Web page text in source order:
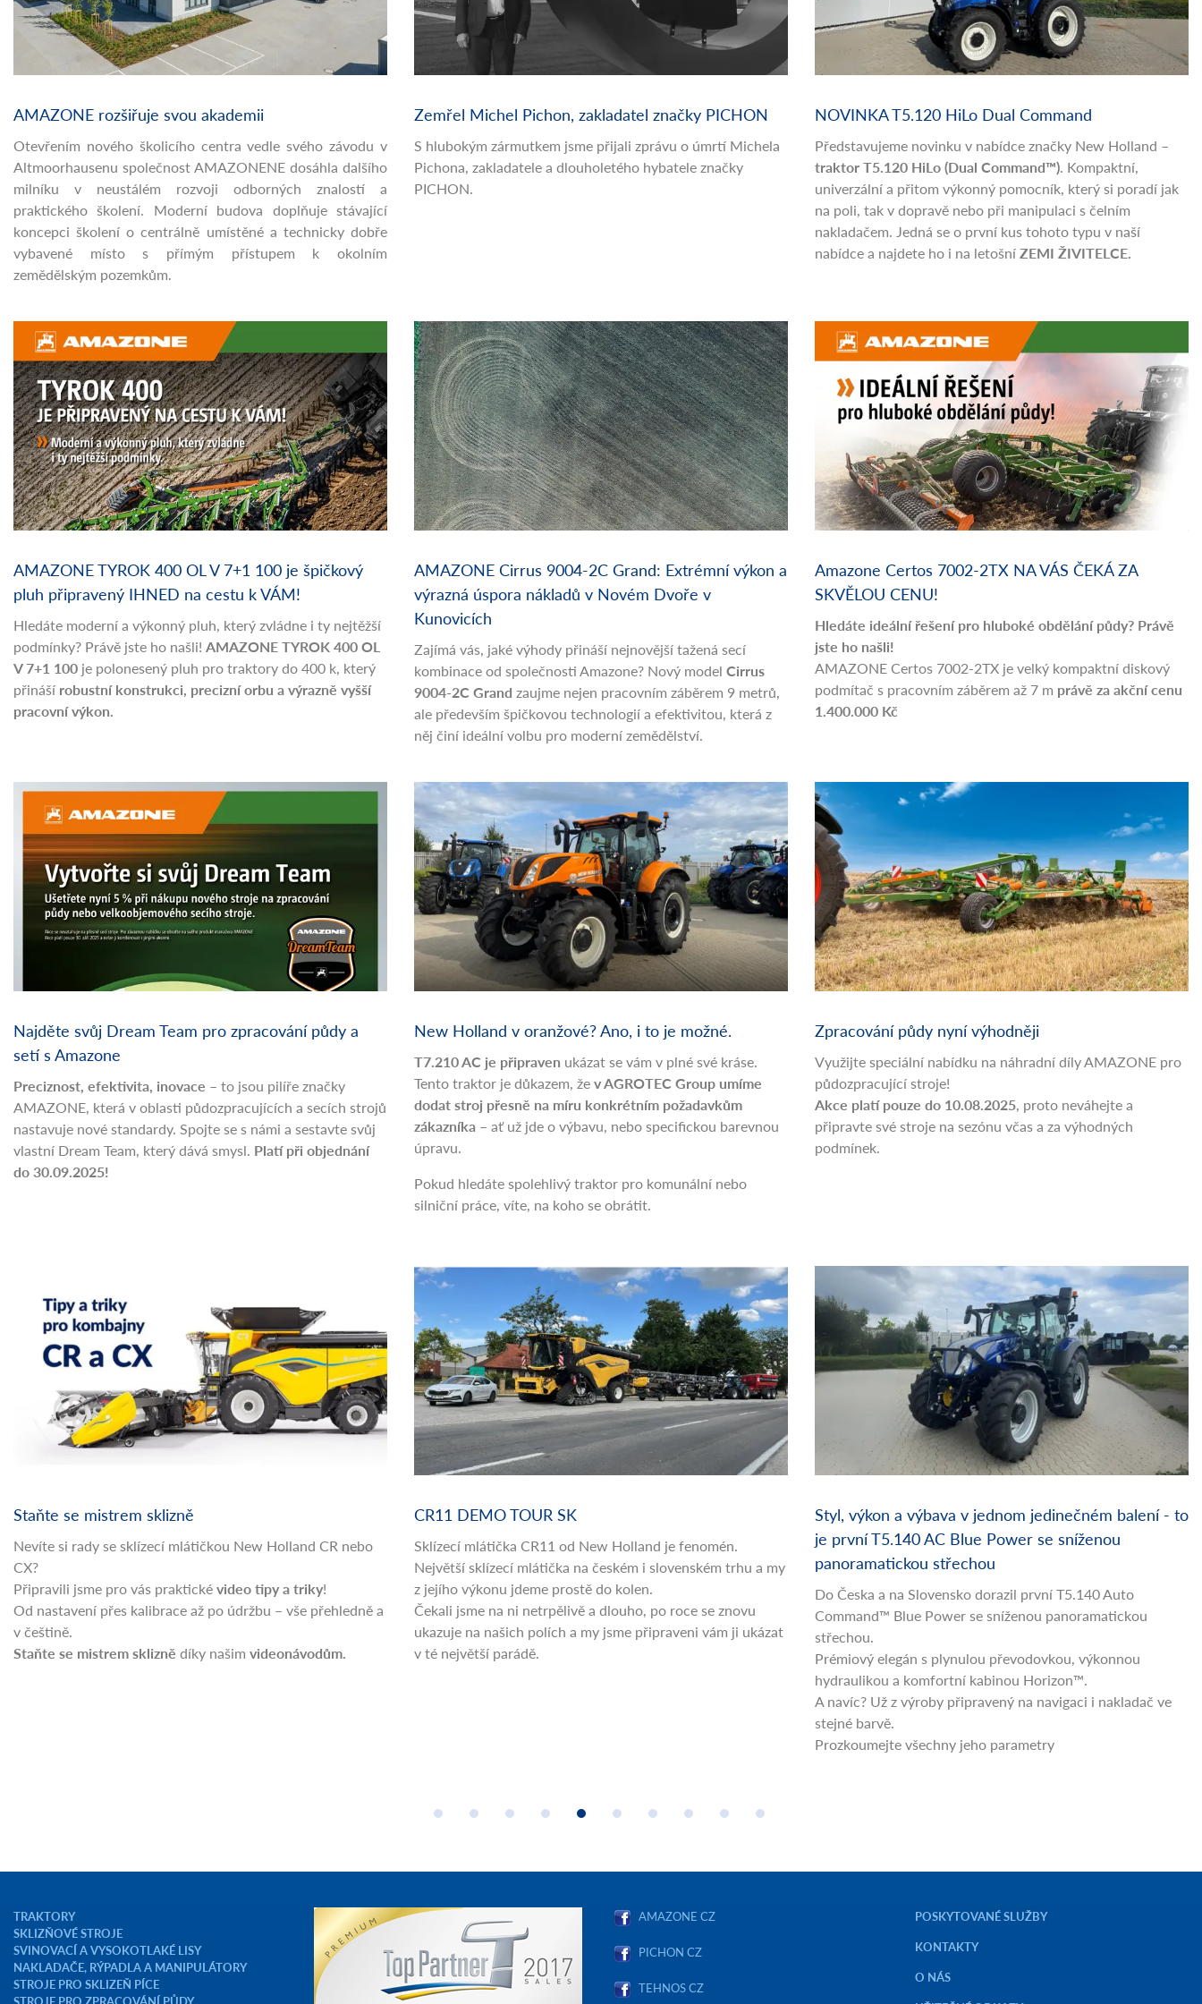
AMAZONE rozšiřuje svou akademii
Otevřením nového školicího centra vedle svého závodu v
Altmoorhausenu společnost AMAZONENE dosáhla dalšího
milníku v neustálém rozvoji odborných znalostí a
praktického školení. Moderní budova doplňuje stávající
koncepci školení o centrálně umístěné a technicky dobře
vybavené místo s přímým přístupem k okolním
zemědělským pozemkům.
Zemřel Michel Pichon, zakladatel značky PICHON
S hlubokým zármutkem jsme přijali zprávu o úmrtí Michela
Pichona, zakladatele a dlouholetého hybatele značky
PICHON.
NOVINKA T5.120 HiLo Dual Command
Představujeme novinku v nabídce značky New Holland –
traktor T5.120 HiLo (Dual Command™). Kompaktní,
univerzální a přitom výkonný pomocník, který si poradí jak
na poli, tak v dopravě nebo při manipulaci s čelním
nakladačem. Jedná se o první kus tohoto typu v naší
nabídce a najdete ho i na letošníZEMI ŽIVITELCE.
AMAZONE TYROK 400 OL V 7+1 100 je špičkový
pluh připravený IHNED na cestu k VÁM!
Hledáte moderní a výkonný pluh, který zvládne i ty nejtěžší
podmínky? Právě jste ho našli! AMAZONE TYROK 400 OL
V 7+1 100 je polonesený pluh pro traktory do 400 k, který
přináší robustní konstrukci, precizní orbu a výrazně vyšší
pracovní výkon.
AMAZONE Cirrus 9004-2C Grand: Extrémní výkon a
výrazná úspora nákladů v Novém Dvoře v
Kunovicích
Zajímá vás, jaké výhody přináší nejnovější tažená secí
kombinace od společnosti Amazone? Nový model Cirrus
9004-2C Grand zaujme nejen pracovním záběrem 9 metrů,
ale především špičkovou technologií a efektivitou, která z
něj činí ideální volbu pro moderní zemědělství.
Amazone Certos 7002-2TX NA VÁS ČEKÁ ZA
SKVĚLOU CENU!
Hledáte ideální řešení pro hluboké obdělání půdy? Právě
jste ho našli!
AMAZONE Certos 7002-2TX je velký kompaktní diskový
podmítač s pracovním záběrem až 7 m právě za akční cenu
1.400.000 Kč
Najděte svůj Dream Team pro zpracování půdy a
setí s Amazone
Preciznost, efektivita, inovace – to jsou pilíře značky
AMAZONE, která v oblasti půdozpracujících a secích strojů
nastavuje nové standardy. Spojte se s námi a sestavte svůj
vlastní Dream Team, který dává smysl. Platí při objednání
do 30.09.2025!
New Holland v oranžové? Ano, i to je možné.
T7.210 AC je připraven ukázat se vám v plné své kráse.
Tento traktor je důkazem, žev AGROTEC Group umíme
dodat stroj přesně na míru konkrétním požadavkům
zákazníka – ať už jde o výbavu, nebo specifickou barevnou
úpravu.
Pokud hledáte spolehlivý traktor pro komunální nebo
silniční práce, víte, na koho se obrátit.
Zpracování půdy nyní výhodněji
Využijte speciální nabídku na náhradní díly AMAZONE pro
půdozpracující stroje!
Akce platí pouze do 10.08.2025, proto neváhejte a
připravte své stroje na sezónu včas a za výhodných
podmínek.
Staňte se mistrem sklizně
Nevíte si rady se sklízecí mlátičkou New Holland CR nebo
CX?
Připravili jsme pro vás praktickévideo tipy a triky!
Od nastavení přes kalibrace až po údržbu – vše přehledně a
v češtině.
Staňte se mistrem sklizně díky našim videonávodům.
CR11 DEMO TOUR SK
Sklízecí mlátička CR11 od New Holland je fenomén.
Největší sklízecí mlátička na českém i slovenském trhu a my
z jejího výkonu jdeme prostě do kolen.
Čekali jsme na ni netrpělivě a dlouho, po roce se znovu
ukazuje na našich polích a my jsme připraveni vám ji ukázat
v té největší parádě.
Styl, výkon a výbava v jednom jedinečném balení - to
je první T5.140 AC Blue Power se sníženou
panoramatickou střechou
Do Česka a na Slovensko dorazil první T5.140 Auto
Command™ Blue Power se sníženou panoramatickou
střechou.
Prémiový elegán s plynulou převodovkou, výkonnou
hydraulikou a komfortní kabinou Horizon™.
A navíc? Už z výroby připravený na navigaci i nakladač ve
stejné barvě.
Prozkoumejte všechny jeho parametry
TRAKTORY
SKLIZŇOVÉ STROJE
SVINOVACÍ A VYSOKOTLAKÉ LISY
NAKLADAČE, RÝPADLA A MANIPULÁTORY
STROJE PRO SKLIZEŇ PÍCE
AMAZONE CZ
PICHON CZ
TEHNOS CZ
POSKYTOVANÉ SLUŽBY
KONTAKTY
O NÁS